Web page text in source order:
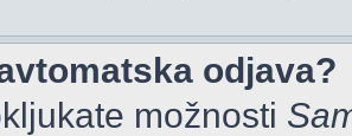
odjava?
možnosti